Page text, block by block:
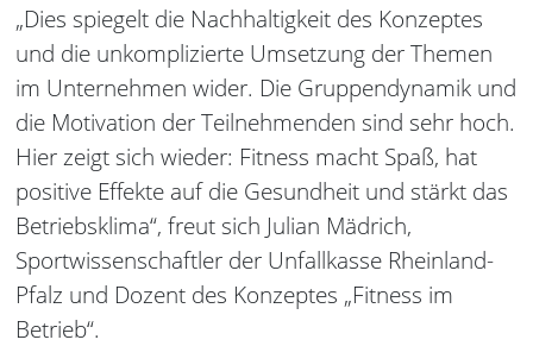
„Dies spiegelt die Nachhaltigkeit des Konzeptes
und die unkomplizierte Umsetzung der Themen
im Unternehmen wider. Die Gruppendynamik und
die Motivation der Teilnehmenden sind sehr hoch.
Hier zeigt sich wieder: Fitness macht Spaß, hat
positive Effekte auf die Gesundheit und stärkt das
Betriebsklima“, freut sich Julian Mädrich,
Sportwissenschaftler der Unfallkasse Rheinland-
Pfalz und Dozent des Konzeptes „Fitness im
Betrieb“.